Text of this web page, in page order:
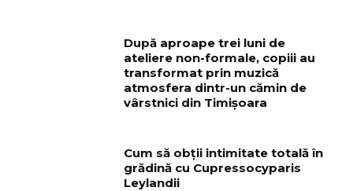
După aproape trei luni de
ateliere non-formale, copiii au
transformat prin muzică
atmosfera dintr-un cămin de
vârstnici din Timișoara
Cum să obții intimitate totală în
grădină cu Cupressocyparis
Leylandii